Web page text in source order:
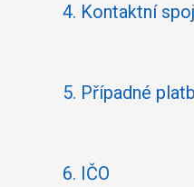
4. Kontaktní
5. Případné
6. IČO